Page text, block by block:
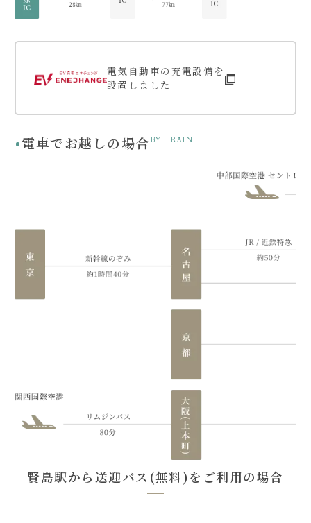
電気自動車の充電設備を
設置しました
電車でお越しの場合 BY TRAIN
賢島駅から送迎バス(無料)をご利用の場合